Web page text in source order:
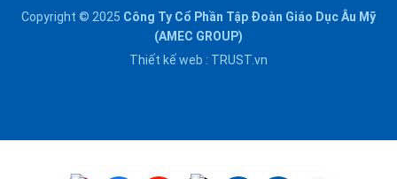
Copyright © 2025 Công Ty Cổ Phần Tập Đoàn Giáo Dục Âu Mỹ
(AMEC GROUP)
Thiết kế web : TRUST.vn
0916082128
HỒ CHÍ MINH :
0911002551
Chat với chúng tôi trên
Zalo